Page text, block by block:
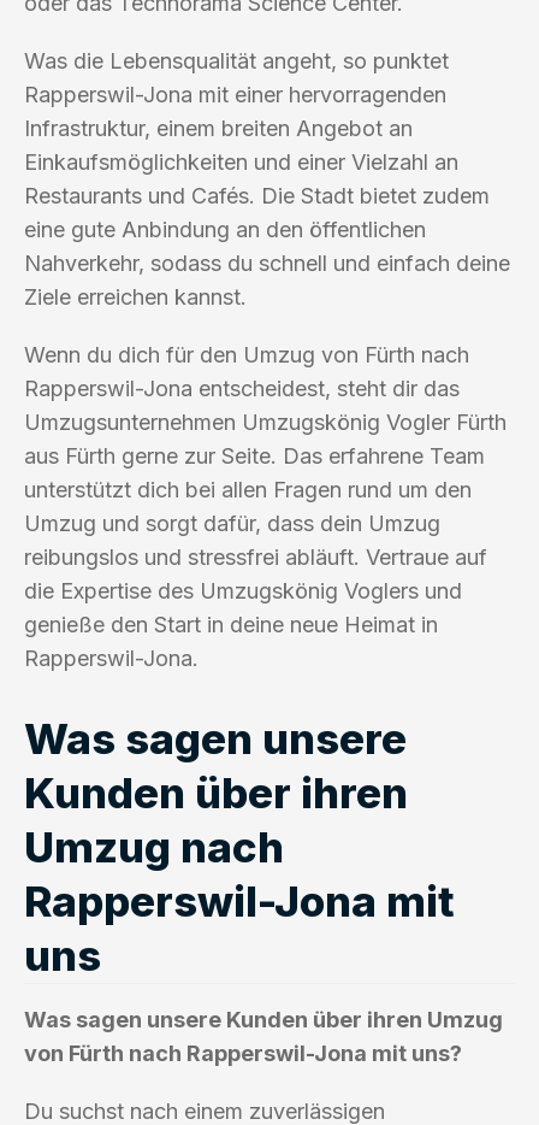
Was die Lebensqualität angeht, so punktet
Rapperswil-Jona mit einer hervorragenden
Infrastruktur, einem breiten Angebot an
Einkaufsmöglichkeiten und einer Vielzahl an
Restaurants und Cafés. Die Stadt bietet zudem
eine gute Anbindung an den öffentlichen
Nahverkehr, sodass du schnell und einfach deine
Ziele erreichen kannst.
Wenn du dich für den Umzug von Fürth nach
Rapperswil-Jona entscheidest, steht dir das
Umzugsunternehmen Umzugskönig Vogler Fürth
aus Fürth gerne zur Seite. Das erfahrene Team
unterstützt dich bei allen Fragen rund um den
Umzug und sorgt dafür, dass dein Umzug
reibungslos und stressfrei abläuft. Vertraue auf
die Expertise des Umzugskönig Voglers und
genieße den Start in deine neue Heimat in
Rapperswil-Jona.
Was sagen unsere
Kunden über ihren
Umzug nach
Rapperswil-Jona mit
uns
Was sagen unsere Kunden über ihren Umzug
von Fürth nach Rapperswil-Jona mit uns?
Du suchst nach einem zuverlässigen